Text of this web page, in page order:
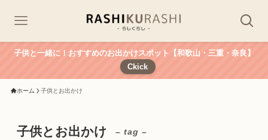
子供と一緒に！おすすめのお出かけスポット【和歌山・三重・奈良】
Ckick
ホーム 子供とお出かけ
子供とお出かけ – tag –